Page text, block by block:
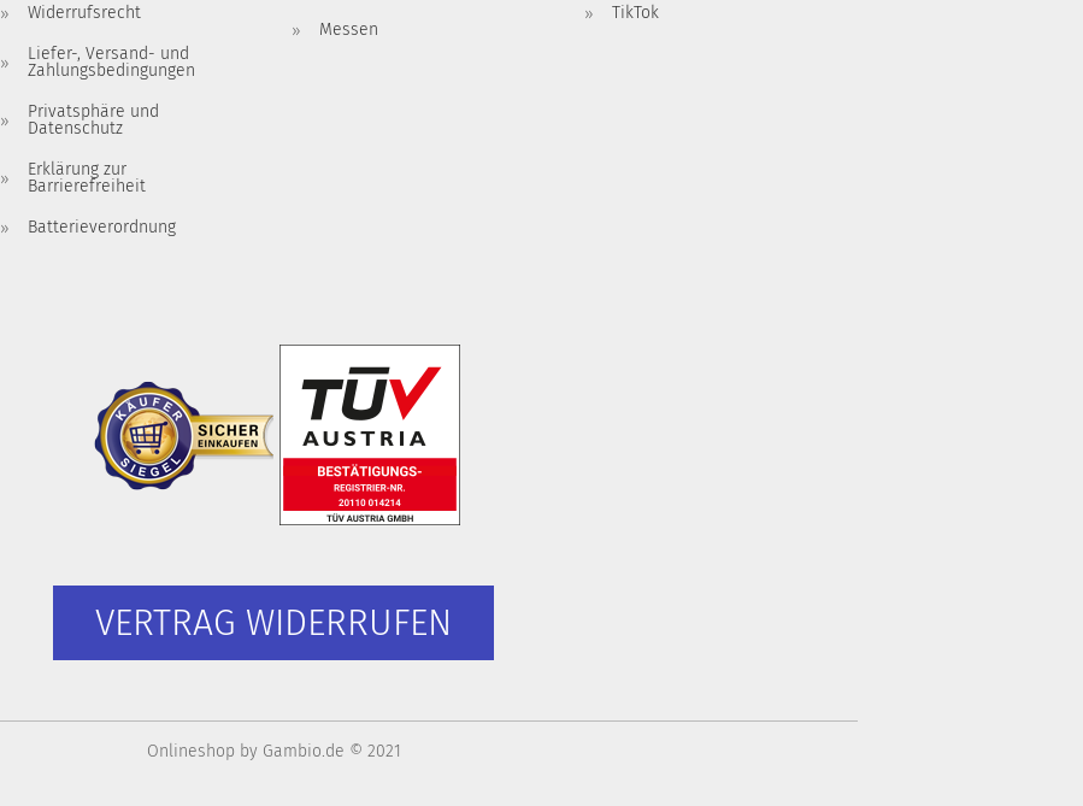
Widerrufsrecht
Liefer-, Versand- und
Zahlungsbedingungen
Privatsphäre und
Datenschutz
Erklärung zur
Barrierefreiheit
Batterieverordnung
Messen
TikTok
VERTRAG WIDERRUFEN
Onlineshop by Gambio.de © 2021